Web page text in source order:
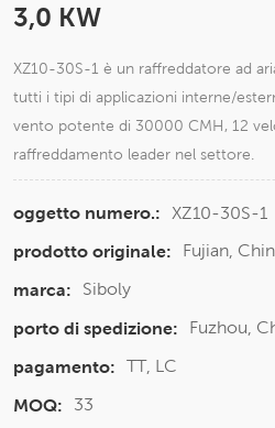
3,0 KW
XZ10-30S-1 è un raffreddatore ad
tutti i tipi di applicazioni interne/
vento potente di 30000 CMH, 12
raffreddamento leader nel settore.
oggetto numero.:
XZ10-30S-1
prodotto originale:
Fujian,
marca:
Siboly
porto di spedizione:
Fuzhou,
pagamento: TT, LC
MOQ:
33